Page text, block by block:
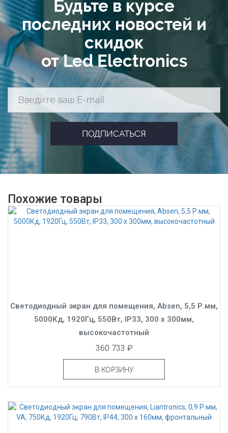
Будьте в курсе
последних новостей и
скидок
от Led Electronics
Похожие товары
Светодиодный экран для помещения, Absen, 5,5 Р.мм,
5000Кд, 1920Гц, 550Вт, IP33, 300 x 300мм,
высокочастотный
360 733 ₽
В КОРЗИНУ